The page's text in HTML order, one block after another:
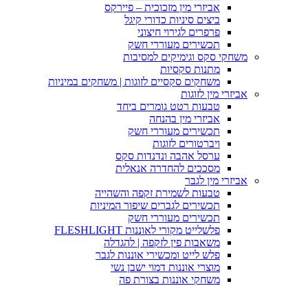
אביזרי מין מזכוכית – פיירקס
ביצים סיניות כדורי קיגל
פרפרים לגירוי חיצוני
תכשירים מעוררי חשק
משחקי סקס וגימיקים למסיבות
מתנות סקסיות
משחקים סקסיים לזוגות | משחקים במיניות
אביזרי מין לזוגות
טבעות רטט גומרים ביחד
אביזרי מין בהנחה
תכשירים מעוררי חשק
ויברטורים לזוגות
ערסל אהבה ונדנדות סקס
מסככים להחדרה אנאלית
אביזרי מין לגבר
טבעות לשמירת זקפה והשהייה
תכשירים לגברים שיפור המיניות
תכשירים מעוררי חשק
פלשלייט מקורי לאוננות FLESHLIGHT
משאבות פין לזקפה | להגדלה
פלש לייט ומכשירי אוננות לגבר
מוצרי אוננות דמוי ישבן נשי
משחקי אוננות בצורת פה